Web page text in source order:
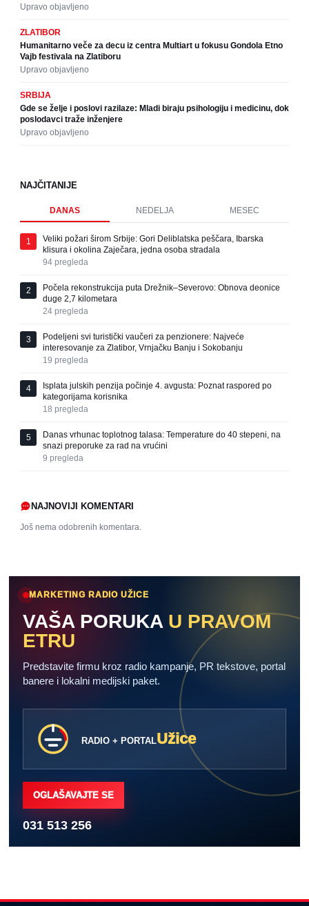
Upravo objavljeno
ZLATIBOR
Humanitarno veče za decu iz centra Multiart u fokusu Gondola Etno
Vajb festivala na Zlatiboru
Upravo objavljeno
SRBIJA
Gde se želje i poslovi razilaze: Mladi biraju psihologiju i medicinu, dok
poslodavci traže inženjere
Upravo objavljeno
NAJČITANIJE
DANAS NEDELJA MESEC
1
Veliki požari širom Srbije: Gori Deliblatska peščara, Ibarska
klisura i okolina Zaječara, jedna osoba stradala
94 pregleda
2
Počela rekonstrukcija puta Drežnik–Severovo: Obnova deonice
duge 2,7 kilometara
24 pregleda
3
Podeljeni svi turistički vaučeri za penzionere: Najveće
interesovanje za Zlatibor, Vrnjačku Banju i Sokobanju
19 pregleda
4
Isplata julskih penzija počinje 4. avgusta: Poznat raspored po
kategorijama korisnika
18 pregleda
5
Danas vrhunac toplotnog talasa: Temperature do 40 stepeni, na
snazi preporuke za rad na vrućini
9 pregleda
NAJNOVIJI KOMENTARI
Još nema odobrenih komentara.
MARKETING RADIO UŽICE
VAŠA PORUKA U PRAVOM
ETRU
Predstavite firmu kroz radio kampanje, PR tekstove, portal
banere i lokalni medijski paket.
RADIO + PORTALUžice
OGLAŠAVAJTE SE
031 513 256